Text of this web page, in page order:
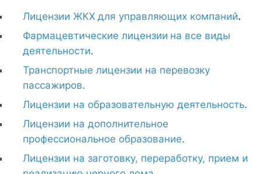
Лицензии ЖКХ для управляющих компаний.
Фармацевтические лицензии на все виды
деятельности.
Транспортные лицензии на перевозку
пассажиров.
Лицензии на образовательную деятельность.
Лицензии на дополнительное
профессиональное образование.
Лицензии на заготовку, переработку, прием и